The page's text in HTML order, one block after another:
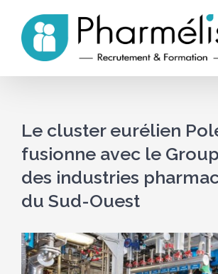
content
Le cluster eurélien
fusionne avec le
des industries
du Sud-Ouest
Voir
l'image